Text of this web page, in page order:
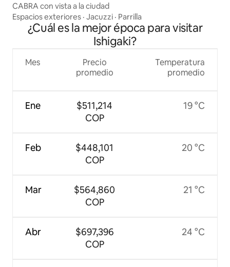
CABRA con vista a la ciudad
Espacios exteriores · Jacuzzi · Parrilla
¿Cuál es la mejor época para visitar
Ishigaki?
Mes
Ene
Feb
Mar
Abr
Precio
promedio
$511,214
COP
$448,101
COP
$564,860
COP
$697,396
COP
Temperatura
promedio
19 °C
20 °C
21 °C
24 °C